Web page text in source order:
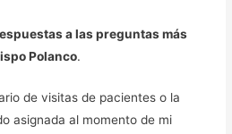
a las preguntas más
Polanco.
de visitas de pacientes o la
asignada al momento de mi